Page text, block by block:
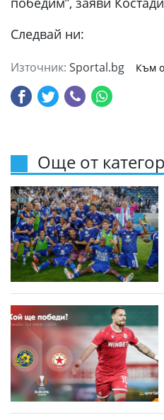
Следвай ни:
Източник: Sportal.bg Към
Още от